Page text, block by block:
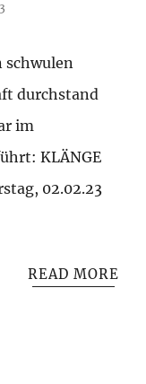
schwulen
durchstand
im
KLÄNGE
02.02.23
READ MORE